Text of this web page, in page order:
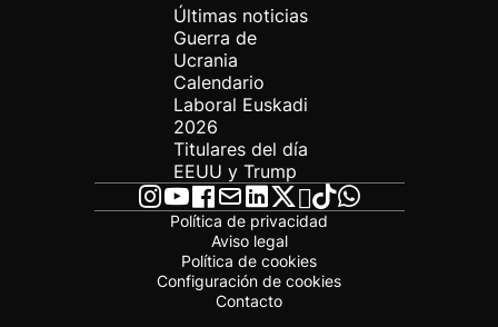
Últimas noticias
Guerra de
Ucrania
Calendario
Laboral Euskadi
2026
Titulares del día
EEUU y Trump
Política de privacidad
Aviso legal
Política de cookies
Configuración de cookies
Contacto